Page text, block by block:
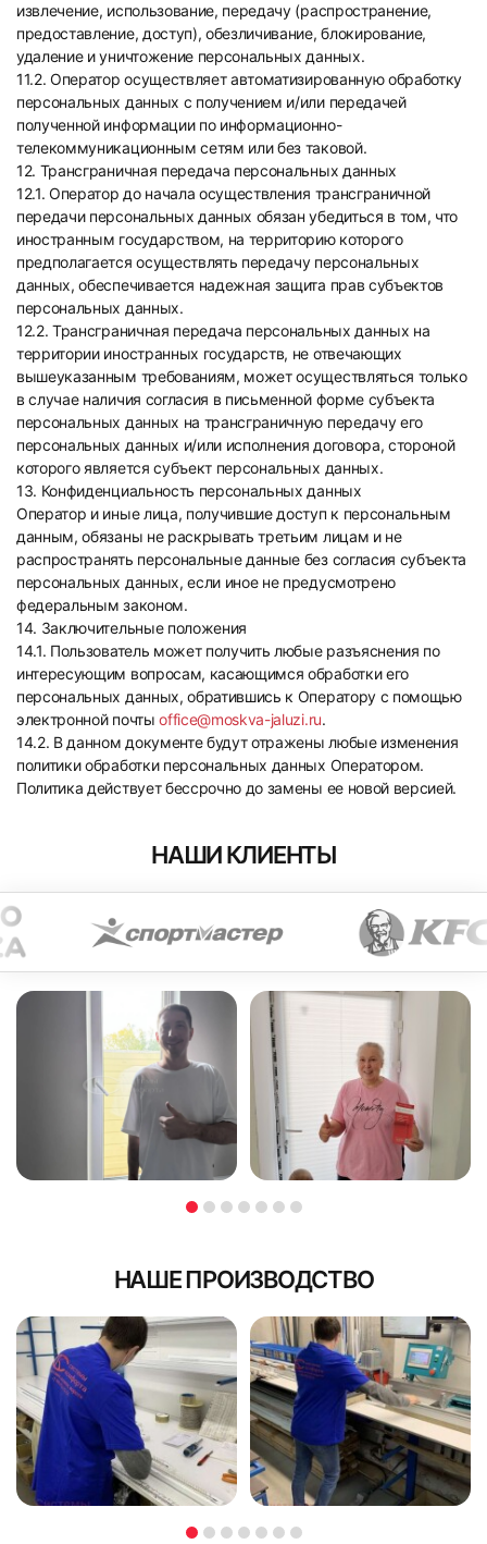
извлечение, использование, передачу (распространение,
предоставление, доступ), обезличивание, блокирование,
удаление и уничтожение персональных данных.
11.2. Оператор осуществляет автоматизированную обработку
персональных данных с получением и/или передачей
полученной информации по информационно-
телекоммуникационным сетям или без таковой.
12. Трансграничная передача персональных данных
12.1. Оператор до начала осуществления трансграничной
передачи персональных данных обязан убедиться в том, что
иностранным государством, на территорию которого
предполагается осуществлять передачу персональных
данных, обеспечивается надежная защита прав субъектов
персональных данных.
12.2. Трансграничная передача персональных данных на
территории иностранных государств, не отвечающих
вышеуказанным требованиям, может осуществляться только
в случае наличия согласия в письменной форме субъекта
персональных данных на трансграничную передачу его
персональных данных и/или исполнения договора, стороной
которого является субъект персональных данных.
13. Конфиденциальность персональных данных
Оператор и иные лица, получившие доступ к персональным
данным, обязаны не раскрывать третьим лицам и не
распространять персональные данные без согласия субъекта
персональных данных, если иное не предусмотрено
федеральным законом.
14. Заключительные положения
14.1. Пользователь может получить любые разъяснения по
интересующим вопросам, касающимся обработки его
персональных данных, обратившись к Оператору с помощью
электронной почтыoffice@moskva-jaluzi.ru.
14.2. В данном документе будут отражены любые изменения
политики обработки персональных данных Оператором.
Политика действует бессрочно до замены ее новой версией.
НАШИ КЛИЕНТЫ
НАШЕ ПРОИЗВОДСТВО